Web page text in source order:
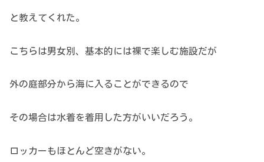
と教えてくれた。
こちらは男女別、基本的には裸で楽しむ施設だが
外の庭部分から海に入ることができるので
その場合は水着を着用した方がいいだろう。
ロッカーもほとんど空きがない。